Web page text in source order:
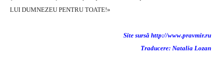
LUI DUMNEZEU PENTRU TOATE!»
Site sursă http://www.pravmir.ru
Traducere: Natalia Lozan